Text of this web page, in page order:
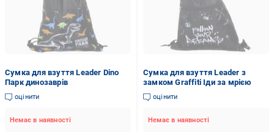
Сумка для взуття Leader Dino
Парк динозаврів
оцінити
Немає в наявності
Сумка для взуття Leader з
замком Graffiti Іди за мрією
оцінити
Немає в наявності